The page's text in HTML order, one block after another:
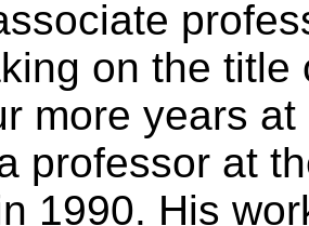
on the
more years
professor at
1990. His